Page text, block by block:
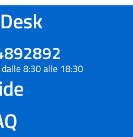
8:30 alle 18:30